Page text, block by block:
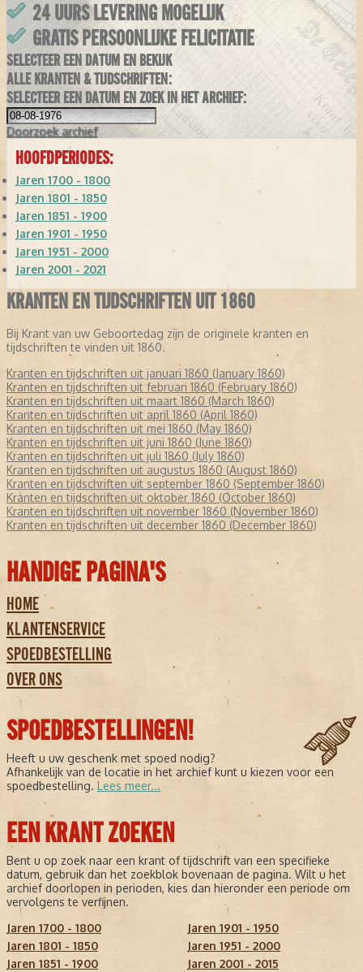
24 UURS LEVERING MOGELIJK
GRATIS PERSOONLIJKE FELICITATIE
SELECTEER EEN DATUM EN BEKIJK
ALLE KRANTEN & TIJDSCHRIFTEN:
SELECTEER EEN DATUM EN ZOEK IN HET ARCHIEF:
Doorzoek archief
HOOFDPERIODES:
Jaren 1700 - 1800
Jaren 1801 - 1850
Jaren 1851 - 1900
Jaren 1901 - 1950
Jaren 1951 - 2000
Jaren 2001 - 2021
KRANTEN EN TIJDSCHRIFTEN UIT 1860
Bij Krant van uw Geboortedag zijn de originele kranten en
tijdschriften te vinden uit 1860.
Kranten en tijdschriften uit januari 1860 (January 1860)
Kranten en tijdschriften uit februari 1860 (February 1860)
Kranten en tijdschriften uit maart 1860 (March 1860)
Kranten en tijdschriften uit april 1860 (April 1860)
Kranten en tijdschriften uit mei 1860 (May 1860)
Kranten en tijdschriften uit juni 1860 (June 1860)
Kranten en tijdschriften uit juli 1860 (July 1860)
Kranten en tijdschriften uit augustus 1860 (August 1860)
Kranten en tijdschriften uit september 1860 (September 1860)
Kranten en tijdschriften uit oktober 1860 (October 1860)
Kranten en tijdschriften uit november 1860 (November 1860)
Kranten en tijdschriften uit december 1860 (December 1860)
HANDIGE PAGINA'S
HOME
KLANTENSERVICE
SPOEDBESTELLING
OVER ONS
SPOEDBESTELLINGEN!
Heeft u uw geschenk met spoed nodig?
Afhankelijk van de locatie in het archief kunt u kiezen voor een
spoedbestelling. Lees meer...
EEN KRANT ZOEKEN
Bent u op zoek naar een krant of tijdschrift van een specifieke
datum, gebruik dan het zoekblok bovenaan de pagina. Wilt u het
archief doorlopen in perioden, kies dan hieronder een periode om
vervolgens te verfijnen.
Jaren 1700 - 1800
Jaren 1801 - 1850
Jaren 1851 - 1900
Jaren 1901 - 1950
Jaren 1951 - 2000
Jaren 2001 - 2015